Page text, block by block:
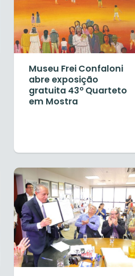
Museu Frei Confaloni
abre exposição
gratuita 43º Quarteto
em Mostra